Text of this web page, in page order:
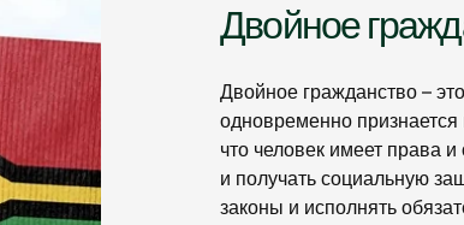
Двойное
Двойное гражданство –
одновременно признается
что человек имеет права
и получать социальную
законы и исполнять